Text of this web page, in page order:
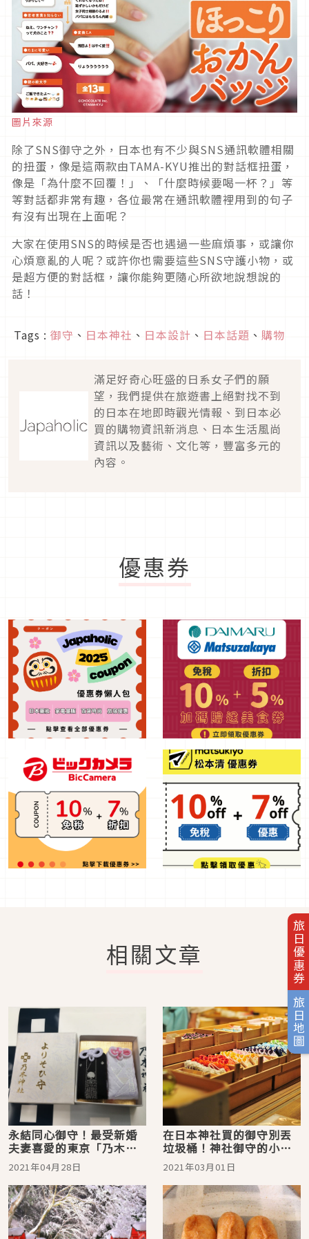
旅日優惠券
旅日地圖
圖片來源
除了SNS御守之外，日本也有不少與SNS通訊軟體相關
的扭蛋，像是這兩款由TAMA-KYU推出的對話框扭蛋，
像是「為什麼不回覆！」、「什麼時候要喝一杯？」等
等對話都非常有趣，各位最常在通訊軟體裡用到的句子
有沒有出現在上面呢？
大家在使用SNS的時候是否也遇過一些麻煩事，或讓你
心煩意亂的人呢？或許你也需要這些SNS守護小物，或
是超方便的對話框，讓你能夠更隨心所欲地說想說的
話！
Tags : 御守 、 日本神社 、 日本設計 、 日本話題 、 購物
滿足好奇心旺盛的日系女子們的願
望，我們提供在旅遊書上絕對找不到
的日本在地即時觀光情報、到日本必
買的購物資訊新消息、日本生活風尚
資訊以及藝術、文化等，豐富多元的
內容。
優惠券
相關文章
永結同心御守！最受新婚
夫妻喜愛的東京「乃木神
社」
2021年04月28日
在日本神社買的御守別丟
垃圾桶！神社御守的小知
識你曉得嗎？
2021年03月01日